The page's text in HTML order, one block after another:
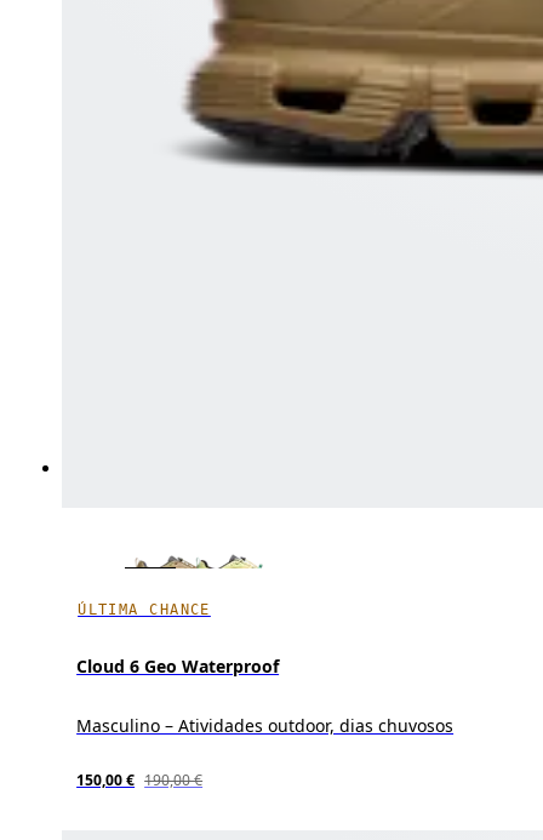
ÚLTIMA CHANCE
Cloud 6 Geo Waterproof
Masculino – Atividades outdoor, dias chuvosos
150,00 € 190,00 €